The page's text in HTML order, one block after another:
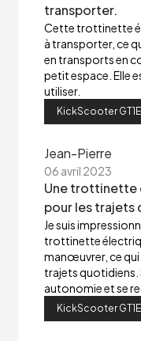
transporter.
Cette trottinette
à transporter, ce
en transports en
petit espace. Elle
utiliser.
KickScooter GT1E
Jean-Pierre
06 avril 2023
Une trottinette
pour les trajets
Je suis
trottinette
manœuvrer, ce qui
trajets quotidiens.
autonomie et se
KickScooter GT1E